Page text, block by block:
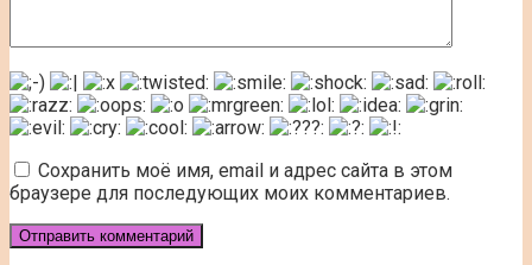
Сохранить моё имя, email и адрес сайта в этом
браузере для последующих моих комментариев.